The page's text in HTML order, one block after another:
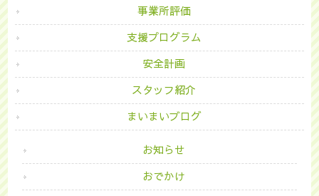
事業所評価
支援プログラム
安全計画
スタッフ紹介
まいまいブログ
お知らせ
おでかけ